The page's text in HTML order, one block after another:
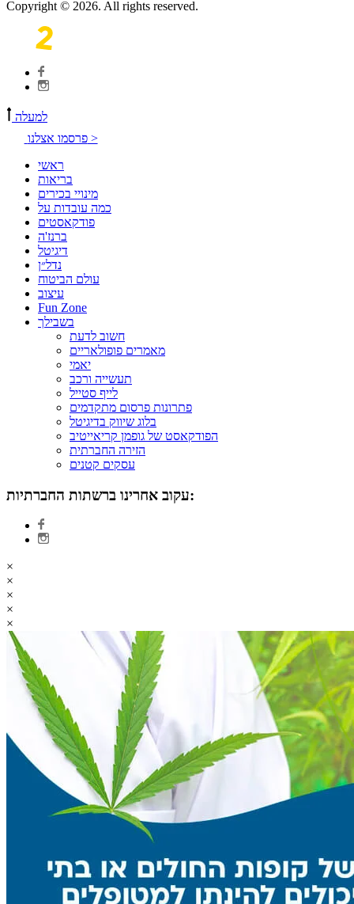
Copyright © 2026. All rights reserved.
למעלה
פרסמו אצלנו >
ראשי
בריאות
מינויי בכירים
כמה עובדות על
פודקאסטים
ברנז'ה
דיגיטל
נדל״ן
עולם הביטוח
עיצוב
Fun Zone
בשבילך
חשוב לדעת
מאמרים פופולאריים
יאמי
תעשייה ורכב
לייף סטייל
פתרונות פרסום מתקדמים
בלוג שיווק בדיגיטל
הפודקאסט של גופמן קריאייטיב
הזירה החברתית
עסקים קטנים
עקוב אחרינו ברשתות החברתיות:
×
×
×
×
×